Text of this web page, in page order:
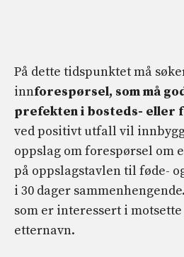
På dette tidspunktet må
innforespørsel, som må
prefekten i bosteds- eller
ved positivt utfall vil
oppslag om forespørsel om
på oppslagstavlen til føde-
i 30 dager
som er interessert i
etternavn.